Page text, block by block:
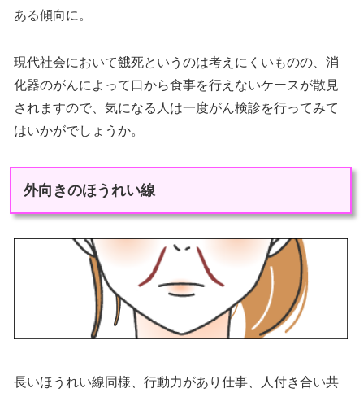
ある傾向に。
現代社会において餓死というのは考えにくいものの、消
化器のがんによって口から食事を行えないケースが散見
されますので、気になる人は一度がん検診を行ってみて
はいかがでしょうか。
外向きのほうれい線
長いほうれい線同様、行動力があり仕事、人付き合い共